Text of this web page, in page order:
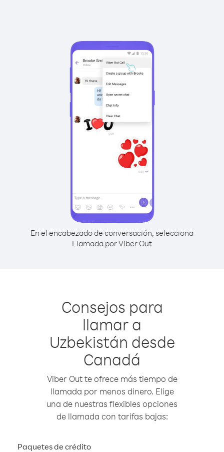
En el encabezado de conversación, selecciona
Llamada por Viber Out
Consejos para
llamar a
Uzbekistán desde
Canadá
Viber Out te ofrece más tiempo de
llamada por menos dinero. Elige
una de nuestras flexibles opciones
de llamada con tarifas bajas:
Paquetes de crédito